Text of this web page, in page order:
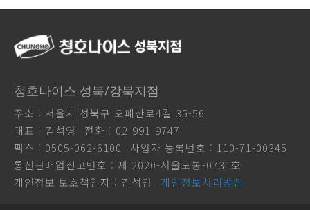
청호나이스 성북/강북지점
주소 : 서울시 성북구 오패산로4길 35-56
대표 : 김석영
전화 : 02-991-9747
팩스 : 0505-062-6100
사업자 등록번호 : 110-71-00345
통신판매업신고번호 : 제 2020-서울도봉-0731호
개인정보 보호책임자 : 김석영
개인정보처리방침